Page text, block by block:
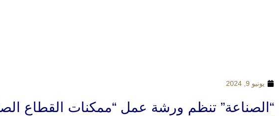
يونيو 9, 2024
“الصناعة” تنظم ورشة عمل “ممكنات القطاع